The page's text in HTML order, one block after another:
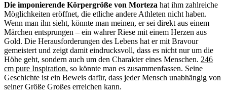
Die imponierende Körpergröße von Morteza hat ihm zahlreiche
Möglichkeiten eröffnet, die etliche andere Athleten nicht haben.
Wenn man ihn sieht, könnte man meinen, er sei direkt aus einem
Märchen entsprungen – ein wahrer Riese mit einem Herzen aus
Gold. Die Herausforderungen des Lebens hat er mit Bravour
gemeistert und zeigt damit eindrucksvoll, dass es nicht nur um die
Höhe geht, sondern auch um den Charakter eines Menschen. 246
cm pure Inspiration, so könnte man es zusammenfassen. Seine
Geschichte ist ein Beweis dafür, dass jeder Mensch unabhängig von
seiner Größe Großes erreichen kann.